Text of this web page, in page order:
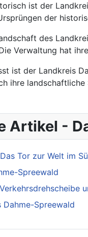
ist der
der
des
Verwaltung hat
ist der Landkreis
ihre landschaftliche
Artikel -
Tor zur Welt im
Spreewald
Dahme-Spreewald